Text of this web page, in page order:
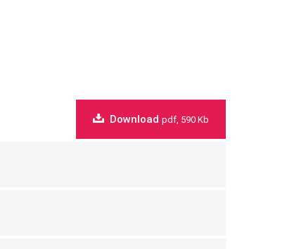
Download pdf, 590 Kb